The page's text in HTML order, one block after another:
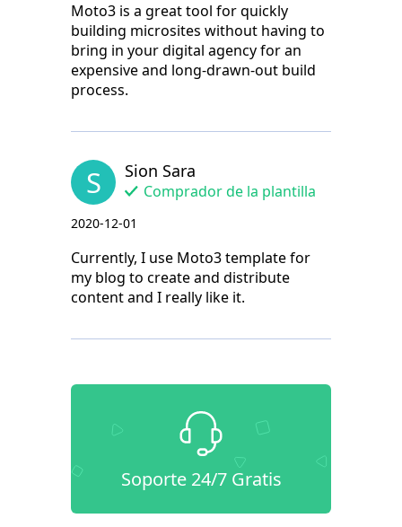
Moto3 is a great tool for quickly
building microsites without having to
bring in your digital agency for an
expensive and long-drawn-out build
process.
S Sion Sara
Comprador de la plantilla
2020-12-01
Currently, I use Moto3 template for
my blog to create and distribute
content and I really like it.
Soporte 24/7 Gratis